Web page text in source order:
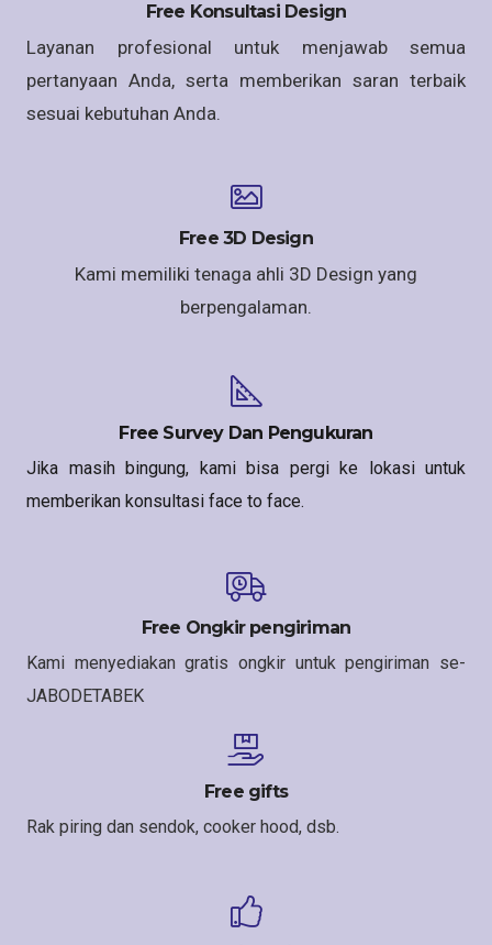
Free Konsultasi Design
Layanan profesional untuk menjawab semua
pertanyaan Anda, serta memberikan saran terbaik
sesuai kebutuhan Anda.
Free 3D Design
Kami memiliki tenaga ahli 3D Design yang
berpengalaman.
Free Survey Dan Pengukuran
Jika masih bingung, kami bisa pergi ke lokasi untuk
memberikan konsultasi face to face.
Free Ongkir pengiriman
Kami menyediakan gratis ongkir untuk pengiriman se-
JABODETABEK
Free gifts
Rak piring dan sendok, cooker hood, dsb.